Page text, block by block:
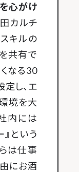
心がけ
カルチ
スキルの
共有で
なる30
定し、エ
境を大
内には
という
は仕事
にお酒